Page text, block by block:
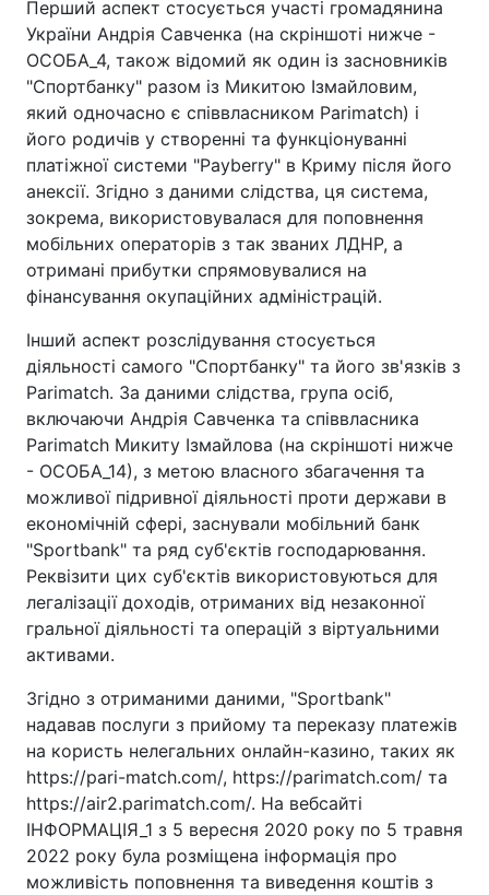
Перший аспект стосується участі громадянина
України Андрія Савченка (на скріншоті нижче -
ОСОБА_4, також відомий як один із засновників
"Спортбанку" разом із Микитою Ізмайловим,
який одночасно є співвласником Parimatch) і
його родичів у створенні та функціонуванні
платіжної системи "Payberry" в Криму після його
анексії. Згідно з даними слідства, ця система,
зокрема, використовувалася для поповнення
мобільних операторів з так званих ЛДНР, а
отримані прибутки спрямовувалися на
фінансування окупаційних адміністрацій.
Інший аспект розслідування стосується
діяльності самого "Спортбанку" та його зв'язків з
Parimatch. За даними слідства, група осіб,
включаючи Андрія Савченка та співвласника
Parimatch Микиту Ізмайлова (на скріншоті нижче
- ОСОБА_14), з метою власного збагачення та
можливої підривної діяльності проти держави в
економічній сфері, заснували мобільний банк
"Sportbank" та ряд суб'єктів господарювання.
Реквізити цих суб'єктів використовуються для
легалізації доходів, отриманих від незаконної
гральної діяльності та операцій з віртуальними
активами.
Згідно з отриманими даними, "Sportbank"
надавав послуги з прийому та переказу платежів
на користь нелегальних онлайн-казино, таких як
https://pari-match.com/, https://parimatch.com/ та
https://air2.parimatch.com/. На вебсайті
ІНФОРМАЦІЯ_1 з 5 вересня 2020 року по 5 травня
2022 року була розміщена інформація про
можливість поповнення та виведення коштів з